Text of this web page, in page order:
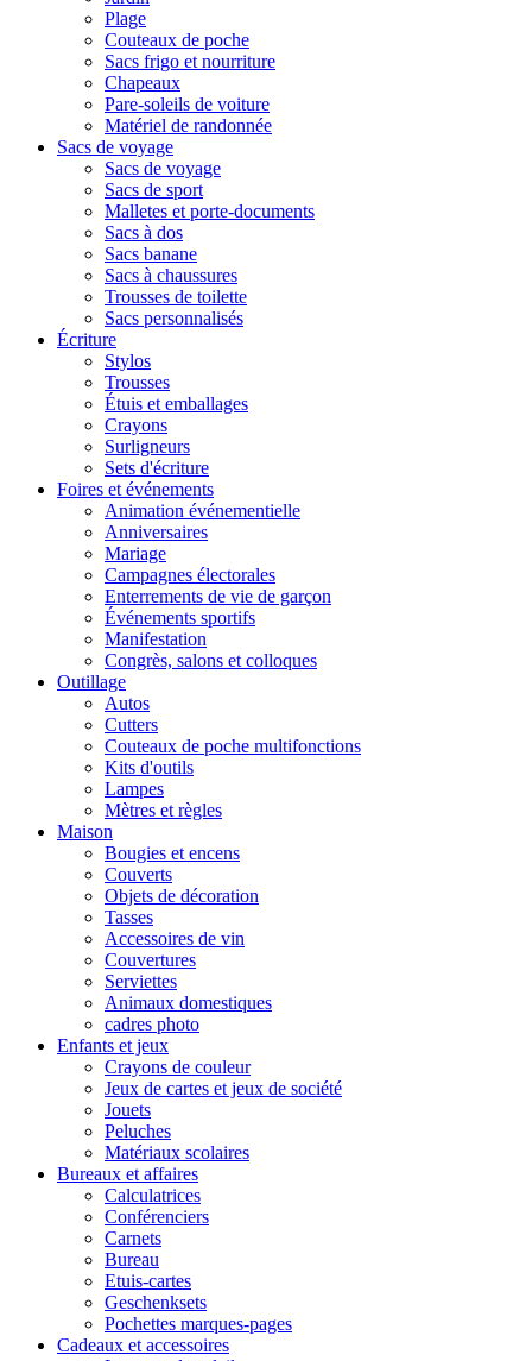
Plage
Couteaux de poche
Sacs frigo et nourriture
Chapeaux
Pare-soleils de voiture
Matériel de randonnée
Sacs de voyage
Sacs de voyage
Sacs de sport
Malletes et porte-documents
Sacs à dos
Sacs banane
Sacs à chaussures
Trousses de toilette
Sacs personnalisés
Écriture
Stylos
Trousses
Étuis et emballages
Crayons
Surligneurs
Sets d'écriture
Foires et événements
Animation événementielle
Anniversaires
Mariage
Campagnes électorales
Enterrements de vie de garçon
Événements sportifs
Manifestation
Congrès, salons et colloques
Outillage
Autos
Cutters
Couteaux de poche multifonctions
Kits d'outils
Lampes
Mètres et règles
Maison
Bougies et encens
Couverts
Objets de décoration
Tasses
Accessoires de vin
Couvertures
Serviettes
Animaux domestiques
cadres photo
Enfants et jeux
Crayons de couleur
Jeux de cartes et jeux de société
Jouets
Peluches
Matériaux scolaires
Bureaux et affaires
Calculatrices
Conférenciers
Carnets
Bureau
Etuis-cartes
Geschenksets
Pochettes marques-pages
Cadeaux et accessoires